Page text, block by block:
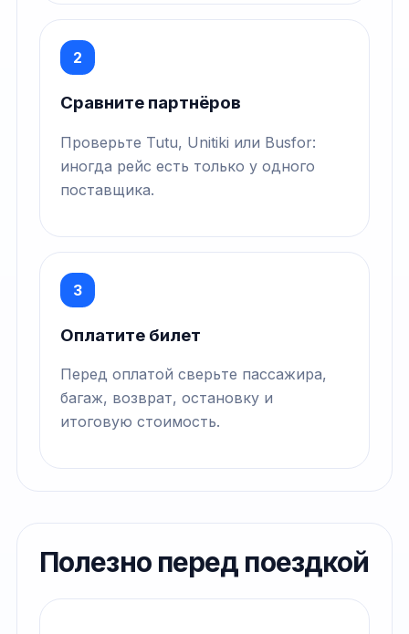
2
Сравните партнёров
Проверьте Tutu, Unitiki или Busfor:
иногда рейс есть только у одного
поставщика.
3
Оплатите билет
Перед оплатой сверьте пассажира,
багаж, возврат, остановку и
итоговую стоимость.
Полезно перед поездкой